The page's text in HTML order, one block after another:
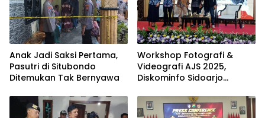
Anak Jadi Saksi Pertama,
Pasutri di Situbondo
Ditemukan Tak Bernyawa
Workshop Fotografi &
Videografi AJS 2025,
Diskominfo Sidoarjo
Angkat Sejarah dan
Budaya